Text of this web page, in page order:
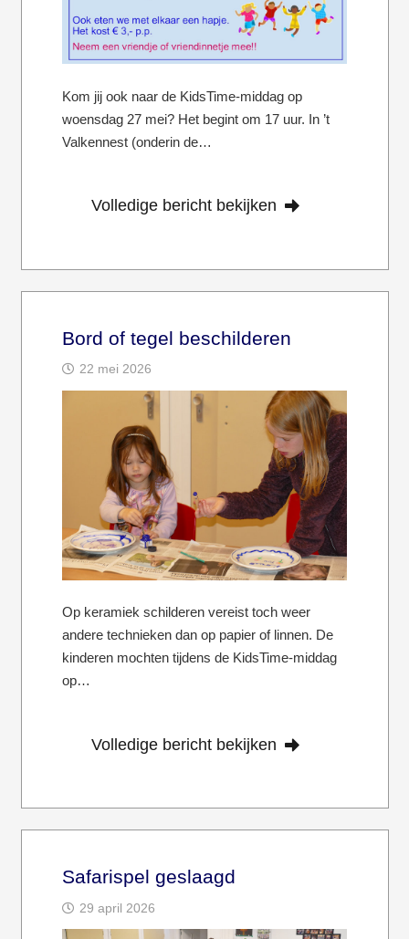
Kom jij ook naar de KidsTime-middag op
woensdag 27 mei? Het begint om 17 uur. In ’t
Valkennest (onderin de…
Volledige bericht bekijken
Bord of tegel beschilderen
22 mei 2026
Op keramiek schilderen vereist toch weer
andere technieken dan op papier of linnen. De
kinderen mochten tijdens de KidsTime-middag
op…
Volledige bericht bekijken
Safarispel geslaagd
29 april 2026